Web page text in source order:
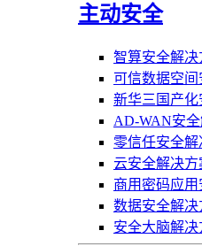
主动安全
智算安全解决
可信数据空
新华三国产化
AD-WAN安
零信任安全解
云安全解决方
商用密码应
数据安全解决
安全大脑解决